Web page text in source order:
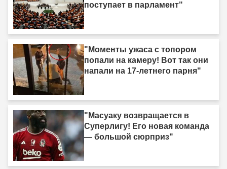
поступает в парламент"
"Моменты ужаса с топором
попали на камеру! Вот так они
напали на 17-летнего парня"
"Масуаку возвращается в
Суперлигу! Его новая команда
— большой сюрприз"